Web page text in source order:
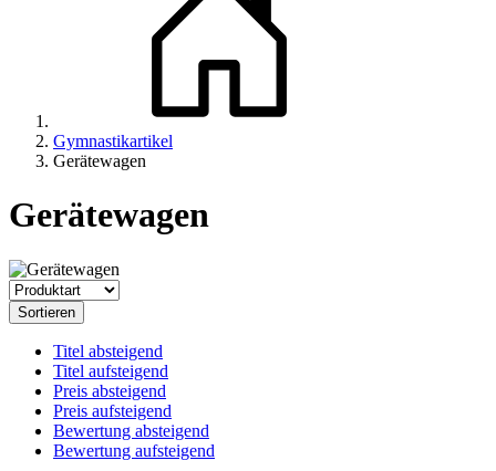
Gymnastikartikel
Gerätewagen
Gerätewagen
Sortieren
Titel absteigend
Titel aufsteigend
Preis absteigend
Preis aufsteigend
Bewertung absteigend
Bewertung aufsteigend